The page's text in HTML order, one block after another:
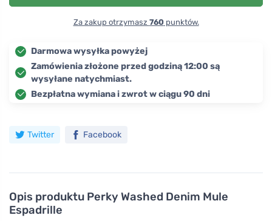
Opis produktu Perky Washed Denim Mule
Espadrille
Za zakup otrzymasz 760punktów.
Darmowa wysyłka powyżej
Zamówienia złożone przed godziną 12:00 są
wysyłane natychmiast.
Bezpłatna wymiana i zwrot w ciągu 90 dni
Twitter Facebook